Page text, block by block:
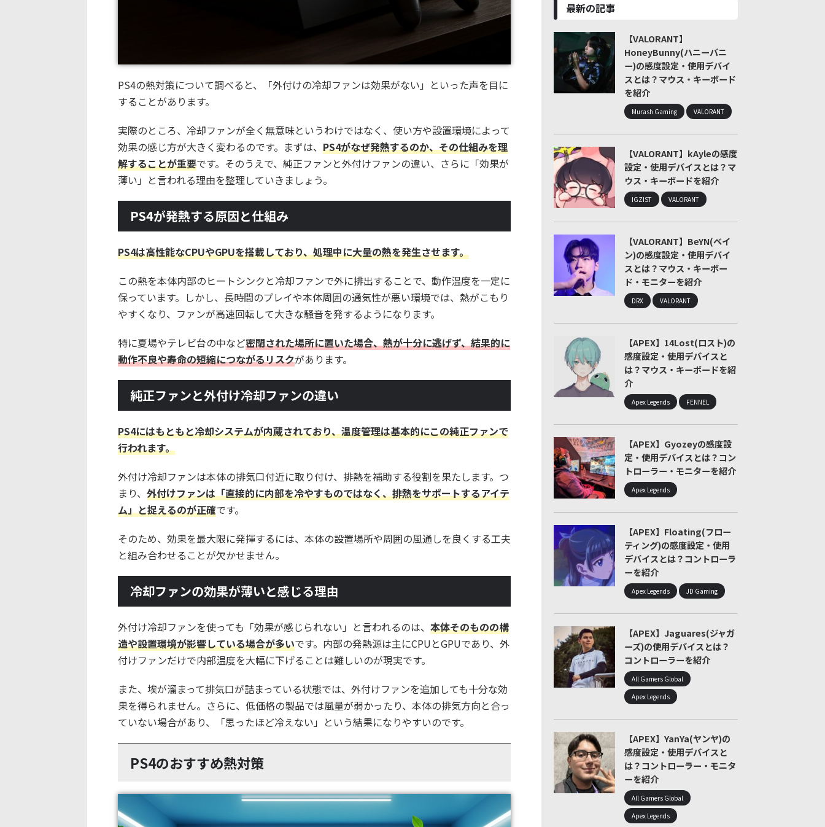
PS4の熱対策について調べると、「外付けの冷却ファンは効果がない」といった声を目に
することがあります。
実際のところ、冷却ファンが全く無意味というわけではなく、使い方や設置環境によって
効果の感じ方が大きく変わるのです。まずは、 PS4がなぜ発熱するのか、その仕組みを理
解することが重要です。そのうえで、純正ファンと外付けファンの違い、さらに「効果が
薄い」と言われる理由を整理していきましょう。
PS4が発熱する原因と仕組み
PS4は高性能なCPUやGPUを搭載しており、処理中に大量の熱を発生させます。
この熱を本体内部のヒートシンクと冷却ファンで外に排出することで、動作温度を一定に
保っています。しかし、長時間のプレイや本体周囲の通気性が悪い環境では、熱がこもり
やすくなり、ファンが高速回転して大きな騒音を発するようになります。
特に夏場やテレビ台の中など密閉された場所に置いた場合、熱が十分に逃げず、結果的に
動作不良や寿命の短縮につながるリスクがあります。
純正ファンと外付け冷却ファンの違い
PS4にはもともと冷却システムが内蔵されており、温度管理は基本的にこの純正ファンで
行われます。
外付け冷却ファンは本体の排気口付近に取り付け、排熱を補助する役割を果たします。つ
まり、 外付けファンは「直接的に内部を冷やすものではなく、排熱をサポートするアイテ
ム」と捉えるのが正確です。
そのため、効果を最大限に発揮するには、本体の設置場所や周囲の風通しを良くする工夫
と組み合わせることが欠かせません。
冷却ファンの効果が薄いと感じる理由
外付け冷却ファンを使っても「効果が感じられない」と言われるのは、 本体そのものの構
造や設置環境が影響している場合が多いです。内部の発熱源は主にCPUとGPUであり、外
付けファンだけで内部温度を大幅に下げることは難しいのが現実です。
また、埃が溜まって排気口が詰まっている状態では、外付けファンを追加しても十分な効
果を得られません。さらに、低価格の製品では風量が弱かったり、本体の排気方向と合っ
ていない場合があり、「思ったほど冷えない」という結果になりやすいのです。
PS4のおすすめ熱対策
最新の記事
【VALORANT】
HoneyBunny(ハニーバニ
ー)の感度設定・使用デバイ
スとは？マウス・キーボード
を紹介
Murash Gaming VALORANT
【VALORANT】kAyleの感度
設定・使用デバイスとは？マ
ウス・キーボードを紹介
IGZIST VALORANT
【VALORANT】BeYN(ベイ
ン)の感度設定・使用デバイ
スとは？マウス・キーボー
ド・モニターを紹介
DRX VALORANT
【APEX】14Lost(ロスト)の
感度設定・使用デバイスと
は？マウス・キーボードを紹
介
Apex Legends FENNEL
【APEX】Gyozeyの感度設
定・使用デバイスとは？コン
トローラー・モニターを紹介
Apex Legends
【APEX】Floating(フロー
ティング)の感度設定・使用
デバイスとは？コントローラ
ーを紹介
Apex Legends JD Gaming
【APEX】Jaguares(ジャガ
ーズ)の使用デバイスとは？
コントローラーを紹介
All Gamers Global
Apex Legends
【APEX】YanYa(ヤンヤ)の
感度設定・使用デバイスと
は？コントローラー・モニタ
ーを紹介
All Gamers Global
Apex Legends